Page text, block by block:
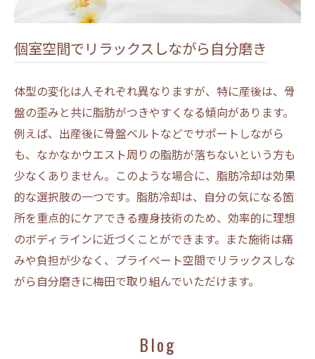
個室空間でリラックスしながら自分磨き
体型の変化は人それぞれ異なりますが、特に産後は、骨
盤の歪みと共に脂肪がつきやすくなる傾向があります。
例えば、出産後に骨盤ベルトなどでサポートしながら
も、なかなかウエスト周りの脂肪が落ちないという方も
少なくありません。このような場合に、脂肪冷却は効果
的な選択肢の一つです。脂肪冷却は、自分の気になる箇
所を重点的にケアできる痩身技術のため、効率的に理想
のボディラインに近づくことができます。また施術は痛
みや負担が少なく、プライベート空間でリラックスしな
がら自分磨きに梅田で取り組んでいただけます。
Blog